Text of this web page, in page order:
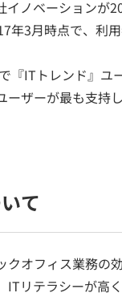
イノベーション
年3月時点で、利
『ITトレンド』
ーザーが最も支持
て
クオフィス業務
ITリテラシーが高